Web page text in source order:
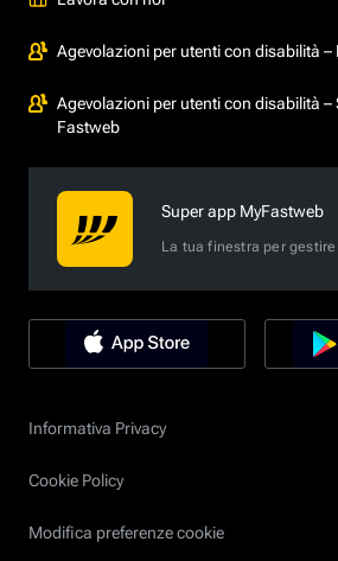
Agevolazioni per utenti con disabilità –
Agevolazioni per utenti con disabilità –
Fastweb
Super app MyFastweb
La tua finestra per
Informativa Privacy
Cookie Policy
Modifica preferenze cookie